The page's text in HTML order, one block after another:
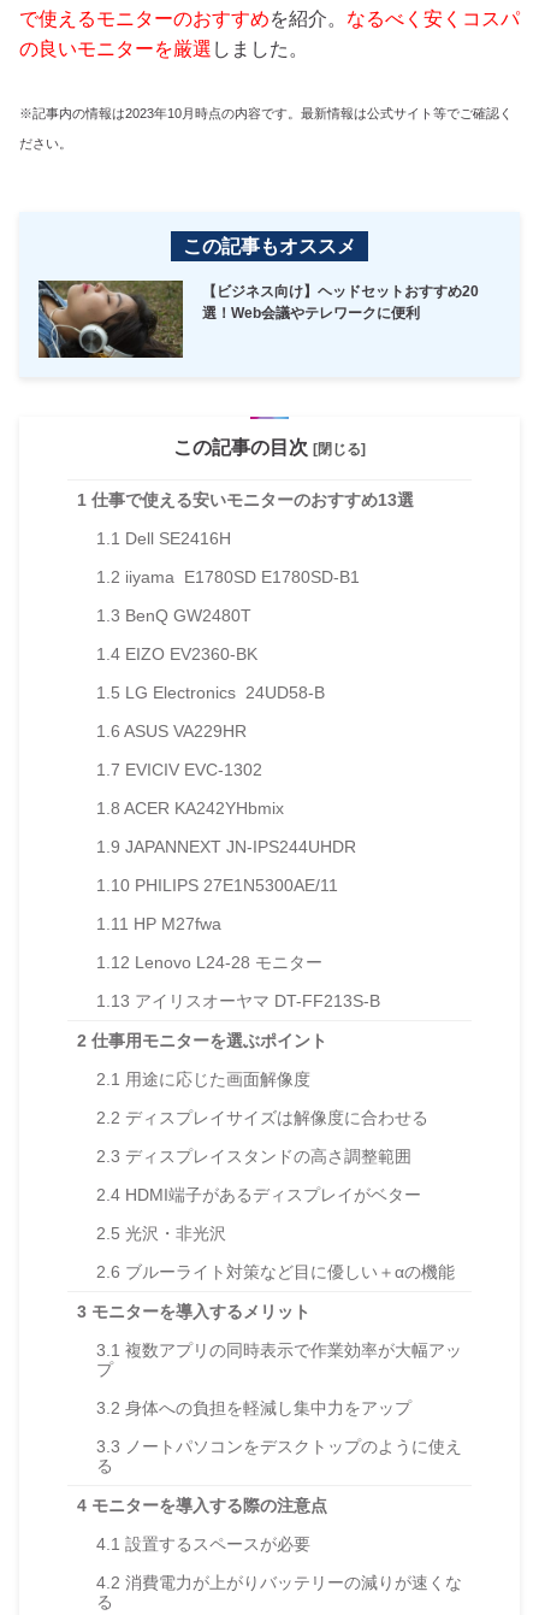
で使えるモニターのおすすめを紹介。 なるべく安くコスパ
の良いモニターを厳選 しました。
※記事内の情報は2023年10月時点の内容です。最新情報は公式サイト等でご確認く
ださい。
この記事もオススメ
【ビジネス向け】ヘッドセットおすすめ20
選！Web会議やテレワークに便利
この記事の目次 [閉じる]
1 仕事で使える安いモニターのおすすめ13選
1.1 Dell SE2416H
1.2 iiyama E1780SD E1780SD-B1
1.3 BenQ GW2480T
1.4 EIZO EV2360-BK
1.5 LG Electronics 24UD58-B
1.6 ASUS VA229HR
1.7 EVICIV EVC-1302
1.8 ACER KA242YHbmix
1.9 JAPANNEXT JN-IPS244UHDR
1.10 PHILIPS 27E1N5300AE/11
1.11 HP M27fwa
1.12 Lenovo L24-28 モニター
1.13 アイリスオーヤマ DT-FF213S-B
2 仕事用モニターを選ぶポイント
2.1 用途に応じた画面解像度
2.2 ディスプレイサイズは解像度に合わせる
2.3 ディスプレイスタンドの高さ調整範囲
2.4 HDMI端子があるディスプレイがベター
2.5 光沢・非光沢
2.6 ブルーライト対策など目に優しい＋αの機能
3 モニターを導入するメリット
3.1 複数アプリの同時表示で作業効率が大幅アッ
プ
3.2 身体への負担を軽減し集中力をアップ
3.3 ノートパソコンをデスクトップのように使え
る
4 モニターを導入する際の注意点
4.1 設置するスペースが必要
4.2 消費電力が上がりバッテリーの減りが速くな
る